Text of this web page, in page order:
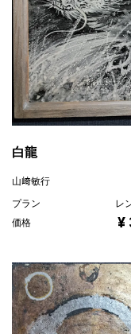
白龍
山﨑敏行
プラン
レ
価格
¥